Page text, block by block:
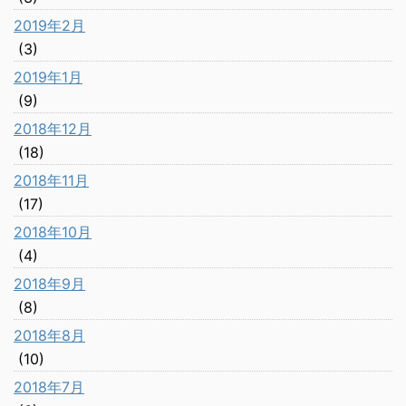
2019年2月
(3)
2019年1月
(9)
2018年12月
(18)
2018年11月
(17)
2018年10月
(4)
2018年9月
(8)
2018年8月
(10)
2018年7月